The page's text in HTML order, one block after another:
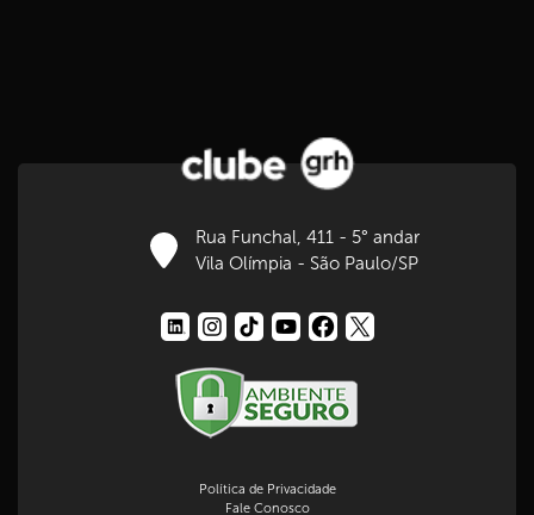
Rua Funchal, 411 - 5° andar
Vila Olímpia - São Paulo/SP
Política de Privacidade
Fale Conosco